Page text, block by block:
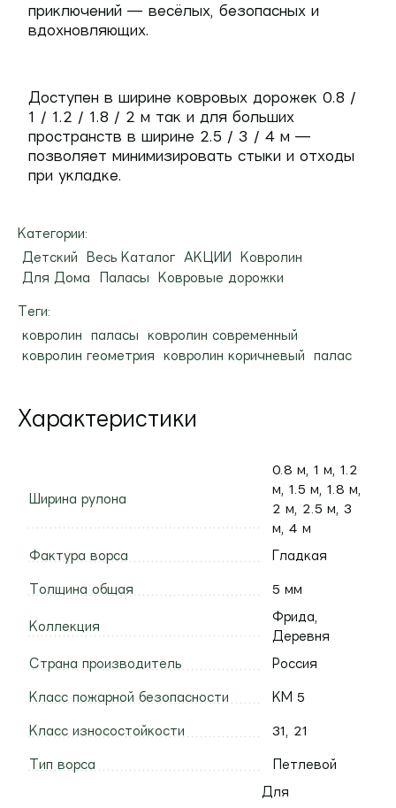
приключений — весёлых, безопасных и
вдохновляющих.
Доступен в ширине ковровых дорожек 0.8 /
1 / 1.2 / 1.8 / 2 м так и для больших
пространств в ширине 2.5 / 3 / 4 м —
позволяет минимизировать стыки и отходы
при укладке.
Категории:
Детский
Весь Каталог АКЦИИ
Ковролин
Для Дома
Паласы Ковровые дорожки
Теги:
ковролин
паласы
ковролин современный
ковролин геометрия
ковролин коричневый палас
Характеристики
Ширина рулона
0.8 м, 1 м, 1.2
м, 1.5 м, 1.8 м,
2 м, 2.5 м, 3
м, 4 м
Фактура ворса Гладкая
Толщина общая 5 мм
Коллекция
Фрида,
Деревня
Страна производитель Россия
Класс пожарной безопасности КМ 5
Класс износостойкости 31, 21
Тип ворса Петлевой
Для